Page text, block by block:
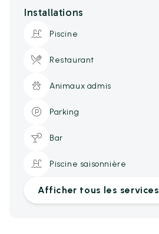
Installations
Piscine
Restaurant
Animaux admis
Parking
Bar
Piscine saisonnière
Afficher tous les services